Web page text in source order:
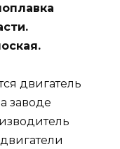
двигатель
заводе